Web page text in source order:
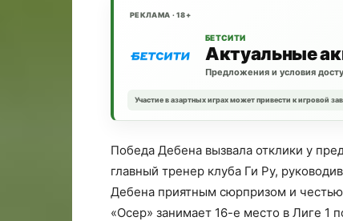
РЕКЛАМА · 18+
БЕТСИТИ
Актуальные
Предложения и условия
Участие в азартных играх может привести к игровой
Победа Дебена вызвала отклики у
главный тренер клуба Ги Ру,
Дебена приятным сюрпризом и
«Осер» занимает 16-е место в Лиге 1